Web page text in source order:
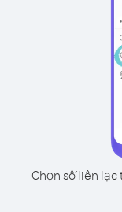
Chọn số liên